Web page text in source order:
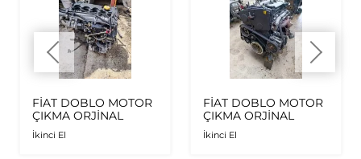
FİAT DOBLO MOTOR
ÇIKMA ORJİNAL
İkinci El
FİAT DOBLO MOTOR
ÇIKMA ORJİNAL
İkinci El